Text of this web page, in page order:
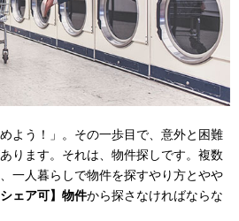
よう！」。その一歩目で、意外と困難
ります。それは、物件探しです。複数
一人暮らしで物件を探すやり方とやや
シェア可】物件から探さなければならな